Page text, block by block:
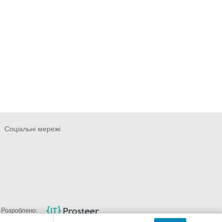
Соціальні мережі
Розроблено: